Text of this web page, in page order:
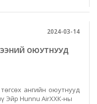
2024-03-14
ОЮУТНУУД
ангийн оюутнууд
Эйр Hunnu AirХХК-ны